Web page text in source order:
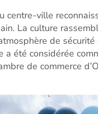
centre-ville
La culture
de
été considérée
de commerce